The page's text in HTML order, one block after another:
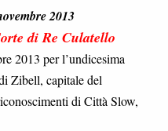
2013
di Re Culatello
2013 per l’undicesima
Zibell, capitale del
di Città Slow,